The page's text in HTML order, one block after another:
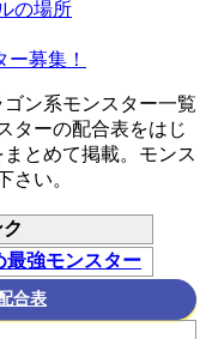
の場所
募集！
ン系モンスター一覧
ターの配合表をはじ
とめて掲載。モンス
さい。
最強モンスター
合表